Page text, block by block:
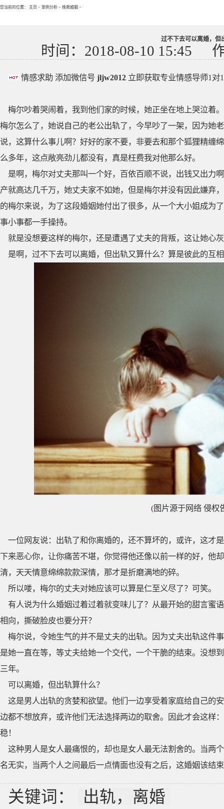
您当前的位置： 主页 > 案例分析 > 挽救婚姻 >
过不下去可以离婚，但
时间：2018-08-10 15:45
情感求助 添加微信号 jljw2012 立即获取专业情感导师1对
梅尔吵着哭闹着，我到他们家的时候，她正坐在地上哭泣着
梅尔怎么了，她说自己的老公出轨了，今早吵了一架，因为她
说，这算什么事儿啊？好好的家不要，非要去和那个狐狸精缠
么多年，这点敞亮劲儿都没有，真是枉费我对他那么好。
是啊，梅尔对丈夫那叫一个好，百依百顺不说，出钱又出力
产就高达几千万，她丈夫家不如她，但是梅尔并没有因此嫌弃
的梅尔来说，为了这段婚姻她付出了很多，从一个大小姐成为
事小事都一手操持。
就是没想要这样的梅尔，还是遭遇了丈夫的背叛，这让她心
是啊，过不下去可以离婚，但出轨又算什么？算是彼此的互
(图片源于网络 侵权
一位网友说：出轨了和你离婚的，还不算坏的，或许，这才
下来恶心你，让你痛苦不堪，你觉得他还像以前一样的好，他
清，天天情意绵绵款款深情，那才是折磨满地的碎。
所以喽，梅尔的丈夫对她应该可以算是仁至义尽了？可笑。
有人说为什么婚姻过着过着就变味儿了？从最开始的甜言蜜
相向，撕破脸皮也要分开？
梅尔说，令她生气的并不是丈夫的出轨。因为丈夫出轨这件
是她一直在等，等丈夫给她一个交代，一个干脆的结束。没想
三年。
可以离婚，但出轨算什么？
这是男人出轨的贪婪和欲望。他们一边享受着家庭给自己的
边都不想放弃，或许他们无法选择两边的取舍。因此才会这样
稳！
这种男人是女人最痛恨的，却也是女人最无法割舍的。当两
名无实，当两个人之间最后一点情面也没有之后，这婚姻该结
关键词： 出轨，离婚